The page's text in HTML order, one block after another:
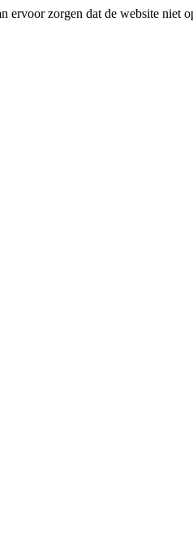
ervoor zorgen dat de website niet